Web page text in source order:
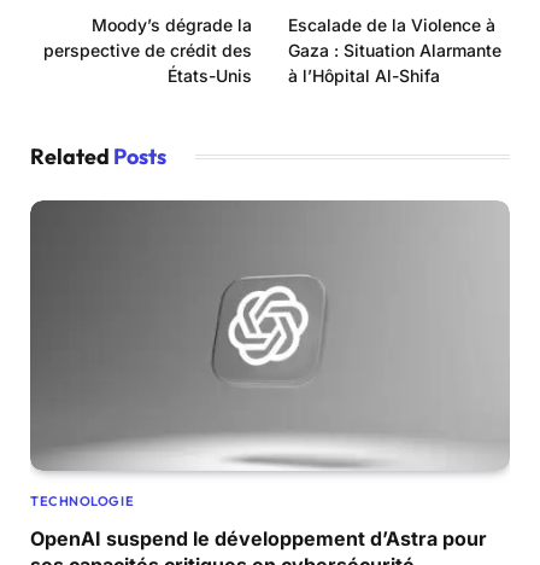
Moody’s dégrade la
perspective de crédit des
États-Unis
Escalade de la Violence à
Gaza : Situation Alarmante
à l’Hôpital Al-Shifa
Related Posts
TECHNOLOGIE
OpenAI suspend le développement d’Astra pour